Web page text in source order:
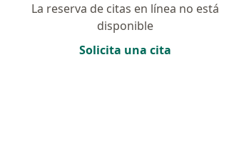
La reserva de citas en línea no está
disponible
Solicita una cita